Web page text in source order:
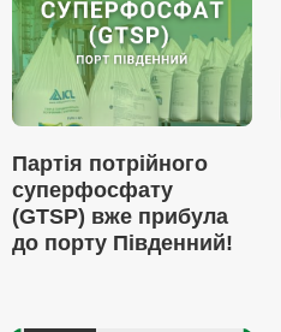
Партія потрійного
суперфосфату
(GTSP) вже прибула
до порту Південний!